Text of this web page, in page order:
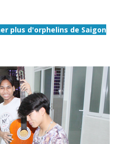
plus d'orphelins de Saigon